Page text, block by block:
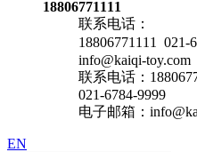
18806771111
联系电话：
18806771111 021-
info@kaiqi-toy.com
联系电话：
021-6784-9999
电子邮箱：
EN